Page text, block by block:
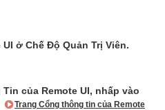
ở Chế Độ Quản Trị Viên.
của Remote UI, nhấp vào
Trang Cổng thông tin của Remote